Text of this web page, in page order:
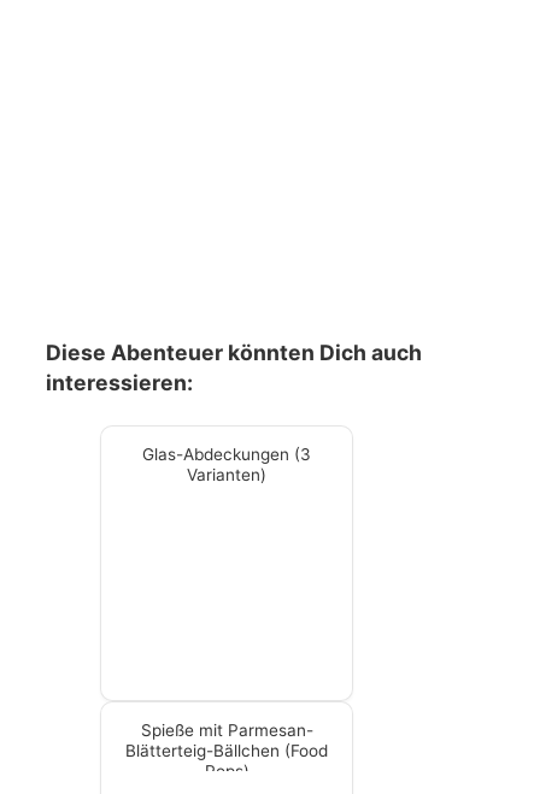
Diese Abenteuer könnten Dich auch
interessieren:
Glas-Abdeckungen (3
Varianten)
Spieße mit Parmesan-
Blätterteig-Bällchen (Food
Pops)